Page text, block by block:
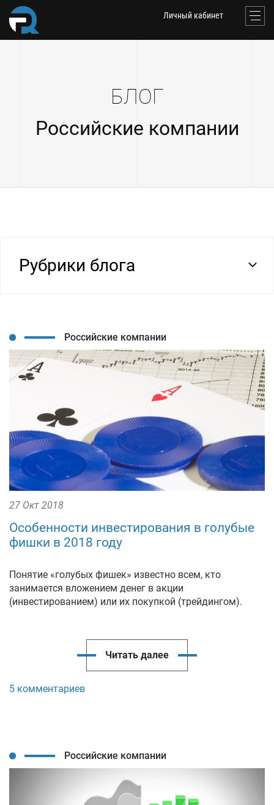
Личный кабинет
БЛОГ
Российские компании
Рубрики блога
Российские компании
27 Окт 2018
Особенности инвестирования в голубые
фишки в 2018 году
Понятие «голубых фишек» известно всем, кто
занимается вложением денег в акции
(инвестированием) или их покупкой (трейдингом).
Читать далее
5 комментариев
Российские компании